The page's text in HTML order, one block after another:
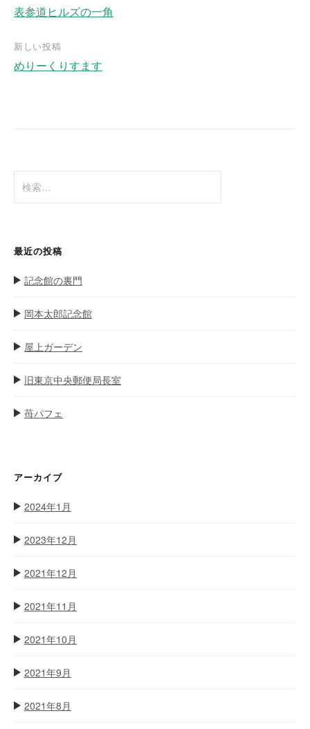
稿
ナ
ョ
ン
表参道ヒルズの一角
新しい投稿
めりーくりすます
索
最近の投稿
記念館の裏門
岡本太郎記念館
屋上ガーデン
旧東京中央郵便局長室
苺パフェ
アーカイブ
2024年1月
2023年12月
2021年12月
2021年11月
2021年10月
2021年9月
2021年8月